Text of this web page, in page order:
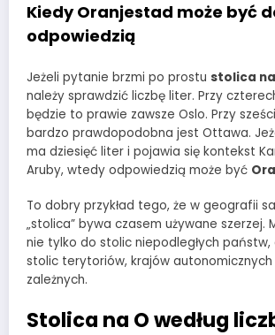
Kiedy Oranjestad może być
odpowiedzią
Jeżeli pytanie brzmi po prostu stolica
należy sprawdzić liczbę liter. Przy
będzie to prawie zawsze Oslo. Przy
bardzo prawdopodobna jest Ottawa.
ma dziesięć liter i pojawia się kontekst
Aruby, wtedy odpowiedzią może być
To dobry przykład tego, że w geografii
„stolica” bywa czasem używane szerzej.
nie tylko do stolic niepodległych państw,
stolic terytoriów, krajów
zależnych.
Stolica na O według